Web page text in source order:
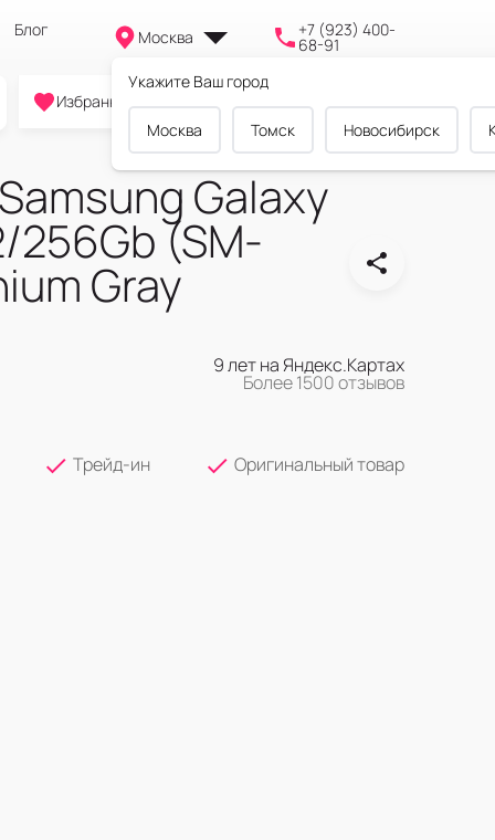
Блог Москва
Укажите Ваш город
Москва Томск Новосибирск
+7 (923) 400-
68-91
0
Избранное Cравнение Корзина
Galaxy
256Gb (SM-
Gray
9 лет на Яндекс.Картах
Более 1500 отзывов
Трейд-ин
Оригинальный товар